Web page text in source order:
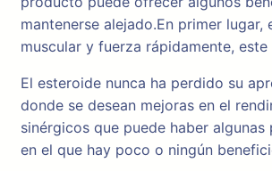
mantenerse alejado.En primer
muscular y fuerza rápidamente,
El esteroide nunca ha perdido su
donde se desean mejoras en el
sinérgicos que puede haber
en el que hay poco o ningún